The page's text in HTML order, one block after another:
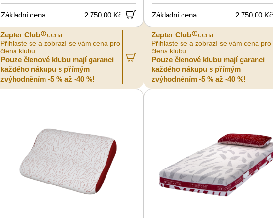
Základní cena 2 750,00 Kč
Zepter Club cena
Přihlaste se a zobrazí se vám cena pro
člena klubu.
Pouze členové klubu mají garanci
každého nákupu s přímým
zvýhodněním -5 % až -40 %!
Základní cena 2 750,00 Kč
Zepter Club cena
Přihlaste se a zobrazí se vám cena pro
člena klubu.
Pouze členové klubu mají garanci
každého nákupu s přímým
zvýhodněním -5 % až -40 %!